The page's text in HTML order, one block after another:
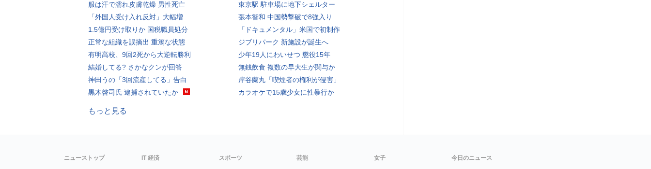
服は汗で濡れ皮膚乾燥 男性死亡
「外国人受け入れ反対」大幅増
1.5億円受け取りか 国税職員処分
正常な組織を誤摘出 重篤な状態
有明高校、9回2死から大逆転勝利
結婚してる? さかなクンが回答
神田うの「3回流産してる」告白
黒木啓司氏 逮捕されていたか
東京駅 駐車場に地下シェルター
張本智和 中国勢撃破で8強入り
「ドキュメンタル」米国で初制作
ジブリパーク 新施設が誕生へ
少年19人にわいせつ 懲役15年
無銭飲食 複数の早大生が関与か
岸谷蘭丸「喫煙者の権利が侵害」
カラオケで15歳少女に性暴行か
もっと見る
ニューストップ IT 経済 スポーツ 芸能 女子 今日のニュース